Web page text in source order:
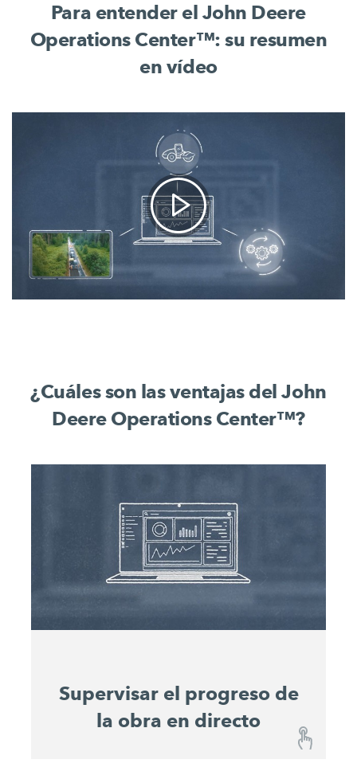
Para entender el John Deere
Operations Center™: su resumen
en vídeo
¿Cuáles son las ventajas del John
Deere Operations Center™?
Supervisar el progreso de
la obra en directo